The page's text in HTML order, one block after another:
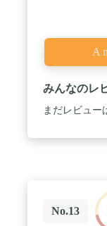
ターです。 /
等 のスポー
スポーツ用
定サポーター
種類あり】
サイズ：22.5
イズ：26.5～
みんなのレ
まだレビュー
No.13